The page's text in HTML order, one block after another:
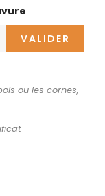
VALIDER
ou les cornes,